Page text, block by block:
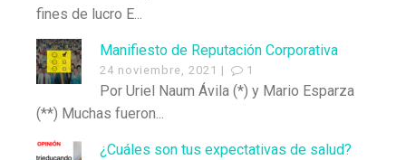
fines de lucro E...
Manifiesto de Reputación Corporativa
24 noviembre, 2021 | 1
Por Uriel Naum Ávila (*) y Mario Esparza
(**) Muchas fueron...
¿Cuáles son tus expectativas de salud?